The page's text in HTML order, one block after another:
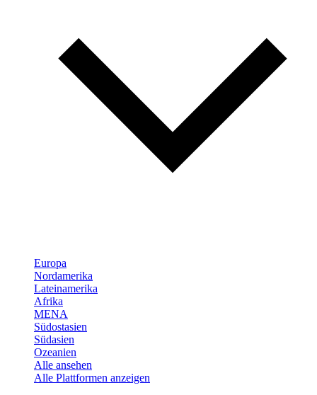
Europa
Nordamerika
Lateinamerika
Afrika
MENA
Südostasien
Südasien
Ozeanien
Alle ansehen
Alle Plattformen anzeigen